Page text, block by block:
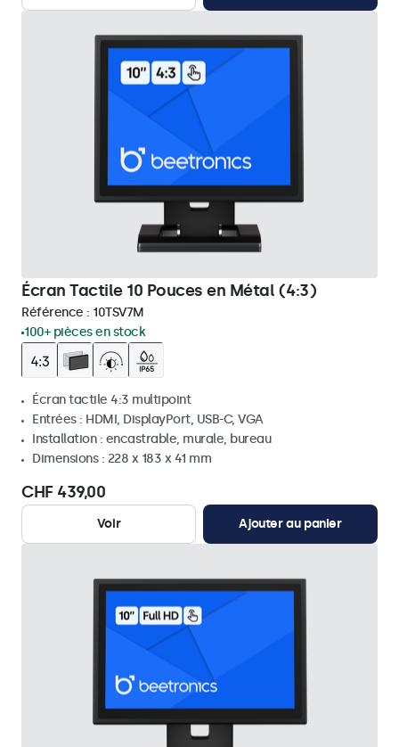
Écran Tactile 10 Pouces en Métal (4:3)
Référence : 10TSV7M
100+ pièces en stock
Écran tactile 4:3 multipoint
Entrées : HDMI, DisplayPort, USB-C, VGA
Installation : encastrable, murale, bureau
Dimensions : 228 x 183 x 41 mm
CHF 439,00
Voir Ajouter au panier